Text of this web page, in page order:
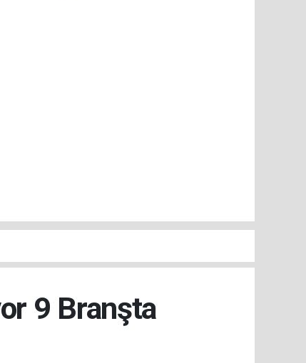
9 Branşta